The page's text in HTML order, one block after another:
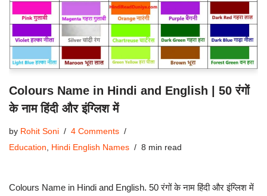
Colours Name in Hindi and English | 50 रंगों
के नाम हिंदी और इंग्लिश में
by Rohit Soni
4 Comments
Education
Hindi English Names 8 min read
Colours Name in Hindi and English. 50 रंगों के नाम हिंदी और इंग्लिश में